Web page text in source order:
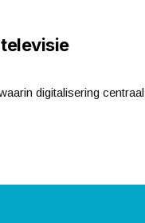
digitalisering centraal